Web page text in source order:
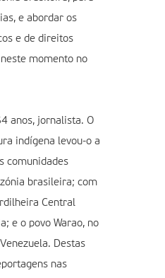
e abordar os
e de direitos
momento no
anos, jornalista. O
indígena levou-o a
comunidades
brasileira; com
Central
e o povo Warao, no
Destas
nas